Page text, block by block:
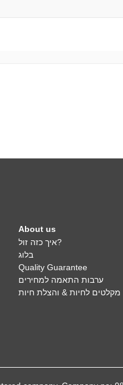
About us
איך כזה זול?
בלוג
Quality Guarantee
ערבות התאמה למחירים
מקלטים לחיות & והצלת חיות